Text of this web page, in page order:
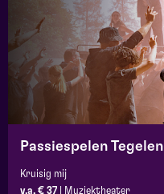
Passiespelen Tegelen
Kruisig mij
v.a. € 37
Muziektheater